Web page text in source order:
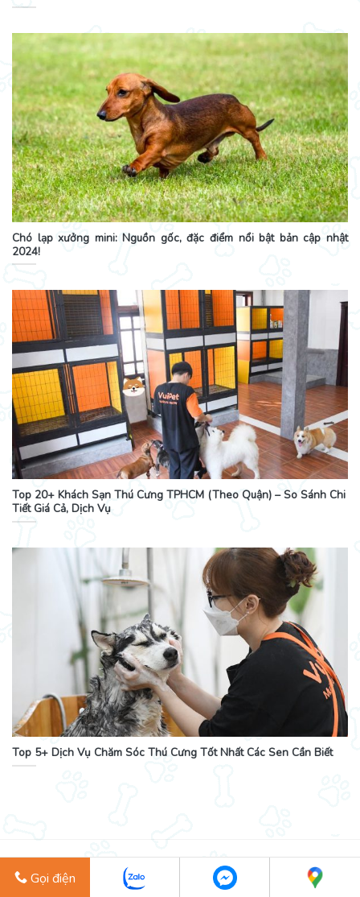
Chó lạp xưởng mini: Nguồn gốc, đặc điểm nổi bật bản cập nhật
2024!
Top 20+ Khách Sạn Thú Cưng TPHCM (Theo Quận) – So Sánh Chi
Tiết Giá Cả, Dịch Vụ
Top 5+ Dịch Vụ Chăm Sóc Thú Cưng Tốt Nhất Các Sen Cần Biết
CùngVui
lưu giữ các khoảnh khắc đẹp
Gọi điện